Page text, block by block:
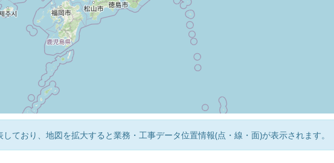
ており、地図を拡大すると業務・工事データ位置情報(点・線・面)が表示されます。